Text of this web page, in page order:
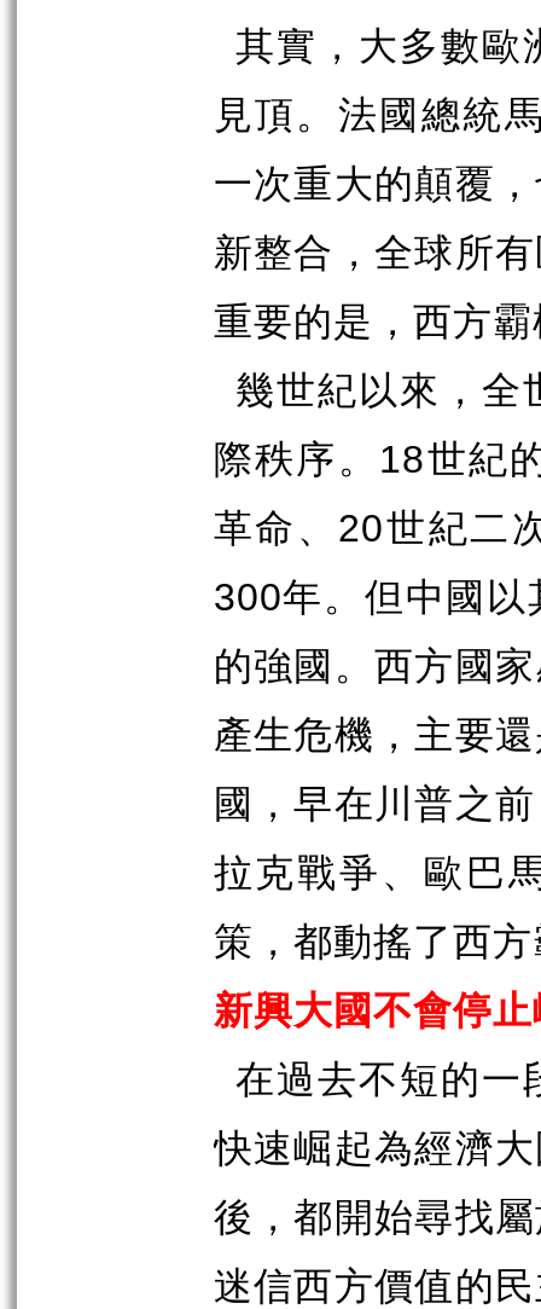
其實，大多數歐
見頂。法國總統
一次重大的顛覆
新整合，全球所
重要的是，西方
幾世紀以來，全
際秩序。 18世紀
革命、 20世紀二
300年。但中國以
的強國。西方國
產生危機，主要
國，早在川普之
拉克戰爭、歐巴
策，都動搖了西
新興大國不會停
在過去不短的一
快速崛起為經濟
後，都開始尋找
迷信西方價值的